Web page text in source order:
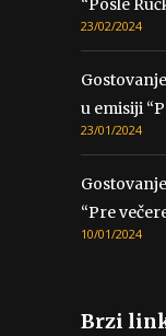
“Posle
23/02/2024
u emisiji
23/01/2024
“Pre
10/01/2024
Brzi